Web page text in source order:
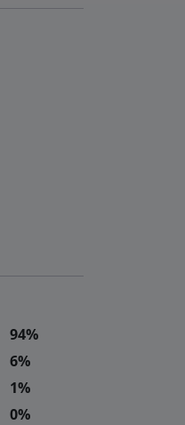
94%
6%
1%
0%